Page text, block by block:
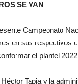
SE VAN
Campeonato
en sus respectivos
el plantel 2022.
Tapia y la